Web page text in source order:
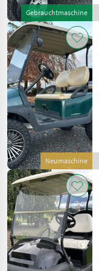
Gebrauchtmaschine
Neumaschine